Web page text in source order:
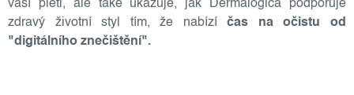
vaší pleti, ale také ukazuje, jak Dermalogica podporuje
zdravý životní styl tím, že nabízí čas na očistu od
"digitálního znečištění".